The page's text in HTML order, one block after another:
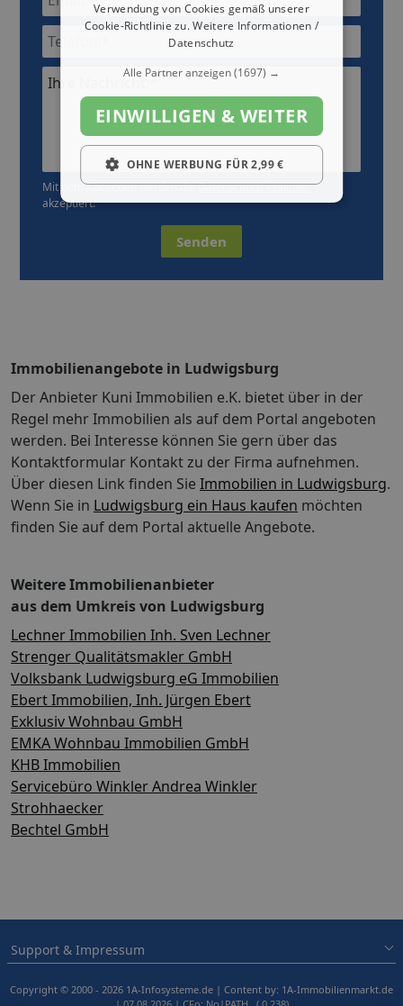
Ihre Nachricht:*
Mit dem Absenden werden dieDatenschutzrichtlinien
akzeptiert.
Senden
Immobilienangebote in Ludwigsburg
Der Anbieter Kuni Immobilien e.K. bietet über in der
Regel mehr Immobilien als auf dem Portal angeboten
werden. Bei Interesse können Sie gern über das
Kontaktformular Kontakt zu der Firma aufnehmen.
Über diesen Link finden Sie Immobilien in Ludwigsburg.
Wenn Sie in Ludwigsburg ein Haus kaufen möchten
finden Sie auf dem Portal aktuelle Angebote.
Weitere Immobilienanbieter
aus dem Umkreis von Ludwigsburg
Lechner Immobilien Inh. Sven Lechner
Strenger Qualitätsmakler GmbH
Volksbank Ludwigsburg eG Immobilien
Ebert Immobilien, Inh. Jürgen Ebert
Exklusiv Wohnbau GmbH
EMKA Wohnbau Immobilien GmbH
KHB Immobilien
Servicebüro Winkler Andrea Winkler
Strohhaecker
Bechtel GmbH
Support & Impressum
Copyright © 2000 - 2026 1A-Infosysteme.de | Content by: 1A-Immobilienmarkt.de
Verwendung von Cookies gemäß unserer
Cookie-Richtlinie zu.Weitere Informationen /
Datenschutz
Alle Partner anzeigen(1697) →
EINWILLIGEN & WEITER
OHNE WERBUNG FÜR 2,99 €